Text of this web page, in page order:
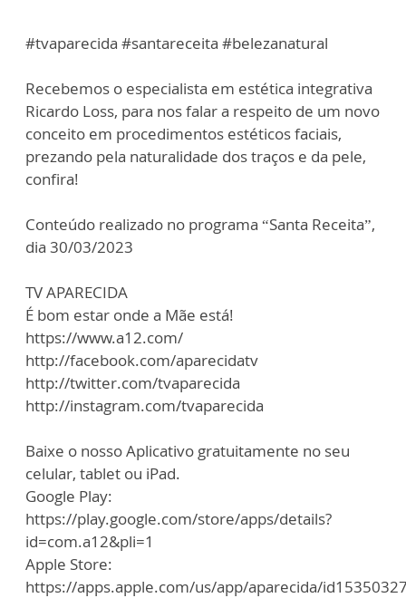
#tvaparecida #santareceita #belezanatural
Recebemos o especialista em estética integrativa
Ricardo Loss, para nos falar a respeito de um novo
conceito em procedimentos estéticos faciais,
prezando pela naturalidade dos traços e da pele,
confira!
Conteúdo realizado no programa “Santa Receita”,
dia 30/03/2023
TV APARECIDA
É bom estar onde a Mãe está!
https://www.a12.com/
http://facebook.com/aparecidatv
http://twitter.com/tvaparecida
http://instagram.com/tvaparecida
Baixe o nosso Aplicativo gratuitamente no seu
celular, tablet ou iPad.
Google Play:
https://play.google.com/store/apps/details?
id=com.a12&pli=1
Apple Store:
https://apps.apple.com/us/app/aparecida/